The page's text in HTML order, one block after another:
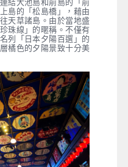
島的「松島橋」，藉由
天草諸島。由於當地盛
珠線」的暱稱。不僅有
列「日本夕陽百選」的
橘色的夕陽景致十分美